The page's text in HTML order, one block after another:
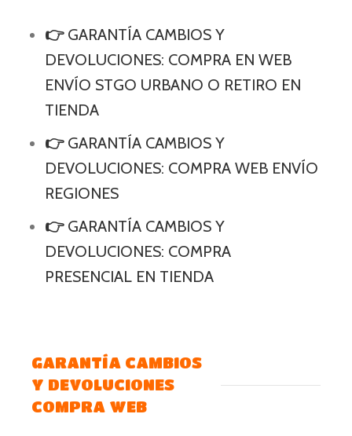
👉GARANTÍA CAMBIOS Y
DEVOLUCIONES: COMPRA EN WEB
ENVÍO STGO URBANO O RETIRO EN
TIENDA
👉 GARANTÍA CAMBIOS Y
DEVOLUCIONES: COMPRA WEB ENVÍO
REGIONES
👉 GARANTÍA CAMBIOS Y
DEVOLUCIONES: COMPRA
PRESENCIAL EN TIENDA
GARANTÍA CAMBIOS
Y DEVOLUCIONES
COMPRA WEB